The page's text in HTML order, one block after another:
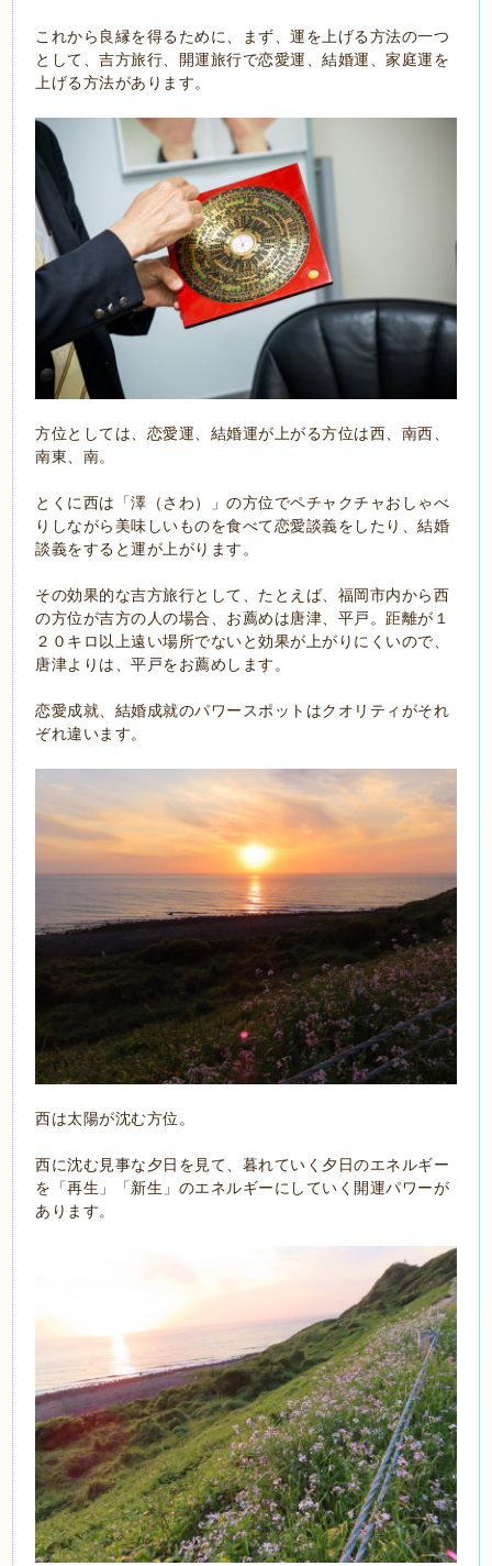
これから良縁を得るために、まず、運を上げる方法の一つ
として、吉方旅行、開運旅行で恋愛運、結婚運、家庭運を
上げる方法があります。
方位としては、恋愛運、結婚運が上がる方位は西、南西、
南東、南。
とくに西は「澤（さわ）」の方位でペチャクチャおしゃべ
りしながら美味しいものを食べて恋愛談義をしたり、結婚
談義をすると運が上がります。
その効果的な吉方旅行として、たとえば、福岡市内から西
の方位が吉方の人の場合、お薦めは唐津、平戸。距離が１
２０キロ以上遠い場所でないと効果が上がりにくいので、
唐津よりは、平戸をお薦めします。
恋愛成就、結婚成就のパワースポットはクオリティがそれ
ぞれ違います。
西は太陽が沈む方位。
西に沈む見事な夕日を見て、暮れていく夕日のエネルギー
を「再生」「新生」のエネルギーにしていく開運パワーが
あります。